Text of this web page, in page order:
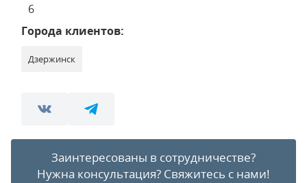
6
Города клиентов:
Дзержинск
Заинтересованы в сотрудничестве?
Нужна консультация? Свяжитесь с нами!